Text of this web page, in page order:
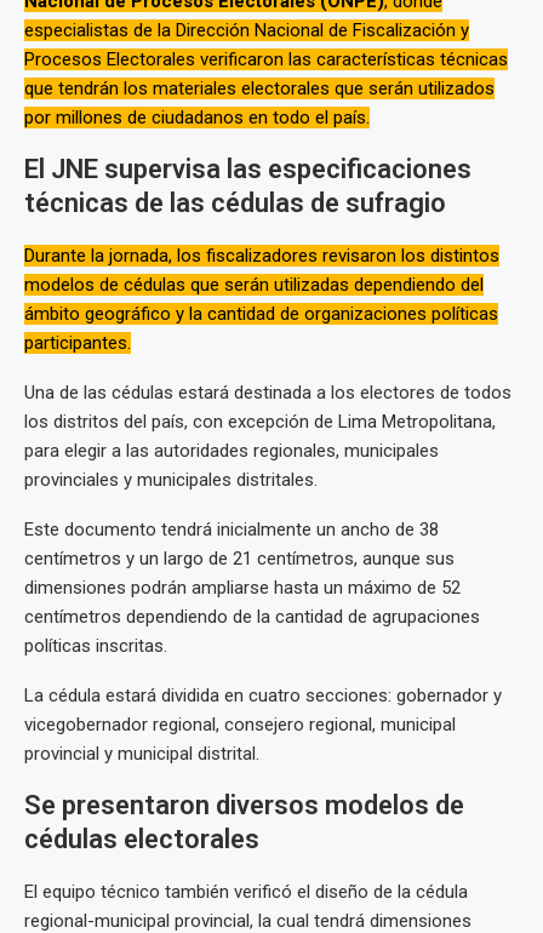
especialistas de la Dirección Nacional de Fiscalización y
Procesos Electorales verificaron las características técnicas
que tendrán los materiales electorales que serán utilizados
por millones de ciudadanos en todo el país.
El JNE supervisa las especificaciones
técnicas de las cédulas de sufragio
Durante la jornada, los fiscalizadores revisaron los distintos
modelos de cédulas que serán utilizadas dependiendo del
ámbito geográfico y la cantidad de organizaciones políticas
participantes.
Una de las cédulas estará destinada a los electores de todos
los distritos del país, con excepción de Lima Metropolitana,
para elegir a las autoridades regionales, municipales
provinciales y municipales distritales.
Este documento tendrá inicialmente un ancho de 38
centímetros y un largo de 21 centímetros, aunque sus
dimensiones podrán ampliarse hasta un máximo de 52
centímetros dependiendo de la cantidad de agrupaciones
políticas inscritas.
La cédula estará dividida en cuatro secciones: gobernador y
vicegobernador regional, consejero regional, municipal
provincial y municipal distrital.
Se presentaron diversos modelos de
cédulas electorales
El equipo técnico también verificó el diseño de la cédula
regional-municipal provincial, la cual tendrá dimensiones